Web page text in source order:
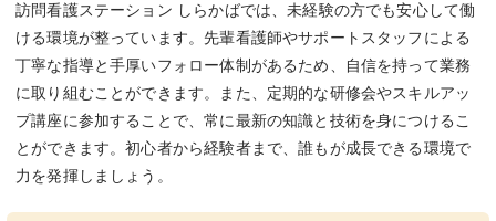
訪問看護ステーション しらかばでは、未経験の方でも安心して働
ける環境が整っています。先輩看護師やサポートスタッフによる
丁寧な指導と手厚いフォロー体制があるため、自信を持って業務
に取り組むことができます。また、定期的な研修会やスキルアッ
プ講座に参加することで、常に最新の知識と技術を身につけるこ
とができます。初心者から経験者まで、誰もが成長できる環境で
力を発揮しましょう。